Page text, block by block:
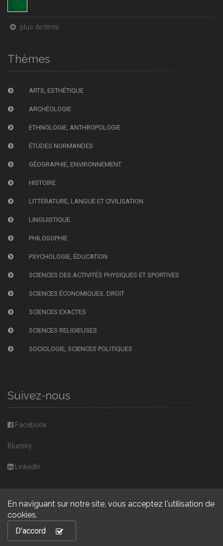
En naviguant sur notre site, vous acceptez l'utilisation de
cookies.
D'accord
plus de titres
Thèmes
ARTS, ESTHÉTIQUE
ARCHÉOLOGIE
ETHNOLOGIE, ANTHROPOLOGIE
ÉTUDES NORMANDES
GÉOGRAPHIE, ENVIRONNEMENT
HISTOIRE
LITTÉRATURE, LANGUE ET CIVILISATION
LINGUISTIQUE
PHILOSOPHIE
PSYCHOLOGIE, ÉDUCATION
SCIENCES DES ACTIVITÉS PHYSIQUES ET SPORTIVES
SCIENCES ÉCONOMIQUES, DROIT
SCIENCES EXACTES
SCIENCES RELIGIEUSES
SOCIOLOGIE, SCIENCES POLITIQUES
Suivez-nous
Facebook
Bluesky
LinkedIn